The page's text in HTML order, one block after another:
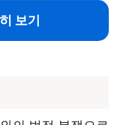
보기